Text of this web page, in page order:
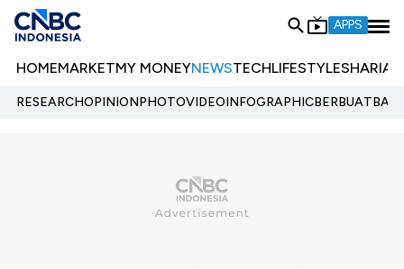
APPS
HOMEMARKETMY MONEYNEWSTECHLIFESTYLESHARIA
RESEARCHOPINIONPHOTOVIDEOINFOGRAPHIC